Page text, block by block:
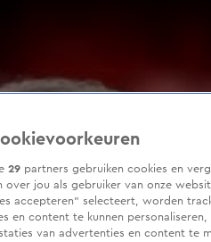
29 partners gebruiken cookies en
over jou als gebruiker van onze
accepteren” selecteert, worden
en content te kunnen
van advertenties en content te